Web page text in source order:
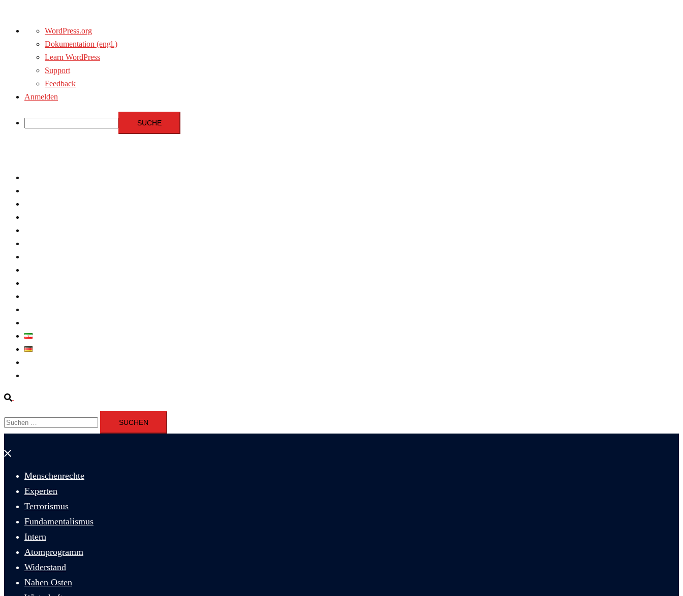
Über
WordPress
WordPress.org
Dokumentation (engl.)
Learn WordPress
Support
Feedback
Anmelden
Suche
Suche
Suchen
nach:
Menü
Menschenrechte
Experten
Terrorismus
Fundamentalismus
Intern
Atomprogramm
Widerstand
Nahen Osten